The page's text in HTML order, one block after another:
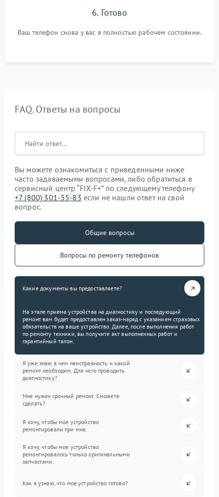
6. Готово
Ваш телефон снова у вас в полностью рабочем состоянии.
FAQ. Ответы на вопросы
Вы можете ознакомиться с приведенными ниже
часто задаваемыми вопросами, либо обратиться в
сервисный центр “FIX-F+” по следующему телефону
+7 (800) 301-55-83 если не нашли ответ на свой
вопрос.
Общие вопросы
Вопросы по ремонту телефонов
Какие документы вы предоставляете?
На этапе приема устройства на диагностику и последующий
ремонт вам будет предоставлен заказ-наряд с указанием страховых
обязательств на ваше устройство. Далее, после выполнения работ
по ремонту техники, вы получите акт выполненных работ и
гарантийный талон.
Я уже знаю в чем неисправность и какой
ремонт необходим. Для чего проводить
диагностику?
Мне нужен срочный ремонт. Сможете
сделать?
Я хочу, чтобы мое устройство
ремонтировали при мне.
Я хочу, чтобы мое устройство
ремонтировалось только оригинальными
запчастями.
Как я узнаю, что мое устройство готово?